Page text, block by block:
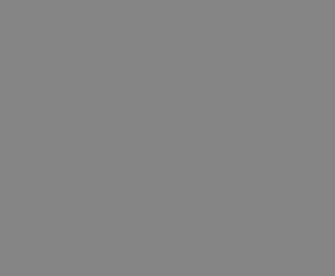
C Front TL